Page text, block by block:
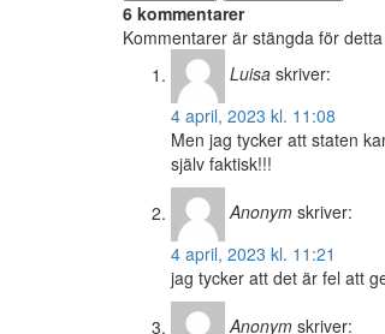
6 kommentarer
Kommentarer är stängda för
Luisa skriver:
4 april, 2023 kl. 11:08
Men jag tycker att staten
själv faktisk!!!
Anonym skriver:
4 april, 2023 kl. 11:21
jag tycker att det är fel att
Anonym skriver: